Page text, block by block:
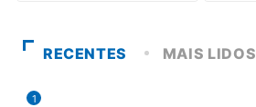
RECENTES MAIS LIDOS
1